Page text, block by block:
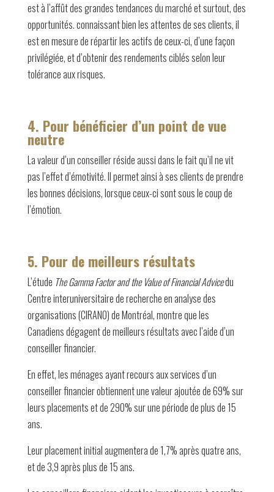
est à l’affût des grandes tendances du marché et surtout, des
opportunités. connaissant bien les attentes de ses clients, il
est en mesure de répartir les actifs de ceux-ci, d’une façon
privilégiée, et d’obtenir des rendements ciblés selon leur
tolérance aux risques.
4. Pour bénéficier d’un point de vue
neutre
La valeur d’un conseiller réside aussi dans le fait qu’il ne vit
pas l’effet d’émotivité. Il permet ainsi à ses clients de prendre
les bonnes décisions, lorsque ceux-ci sont sous le coup de
l’émotion.
5. Pour de meilleurs résultats
L’étude The Gamma Factor and the Value of Financial Advicedu
Centre interuniversitaire de recherche en analyse des
organisations (CIRANO) de Montréal, montre que les
Canadiens dégagent de meilleurs résultats avec l’aide d’un
conseiller financier.
En effet, les ménages ayant recours aux services d’un
conseiller financier obtiennent une valeur ajoutée de 69% sur
leurs placements et de 290% sur une période de plus de 15
ans.
Leur placement initial augmentera de 1,7% après quatre ans,
et de 3,9 après plus de 15 ans.